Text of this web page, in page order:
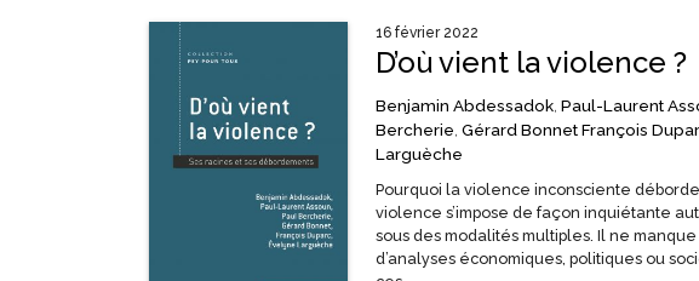
16 février 2022
D’où vient la violence ?
Benjamin Abdessadok, Paul-Laurent
Bercherie, Gérard BonnetFrançois
Larguèche
Pourquoi la violence inconsciente
violence s’impose de façon inquiétante
sous des modalités multiples. Il ne manque
d’analyses économiques, politiques ou